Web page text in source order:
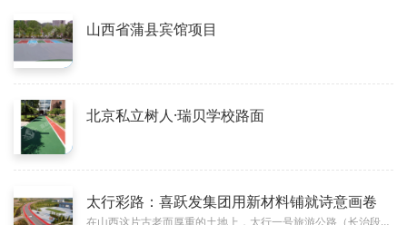
山西省蒲县宾馆项目
北京私立树人·瑞贝学校路面
太行彩路：喜跃发集团用新材料铺就诗意画卷
在山西这片古老而厚重的土地上，太行一号旅游公路（长治段）如一条璀璨的丝带，蜿蜒于太行山脉之间，连接着历史与未来，承载着无...